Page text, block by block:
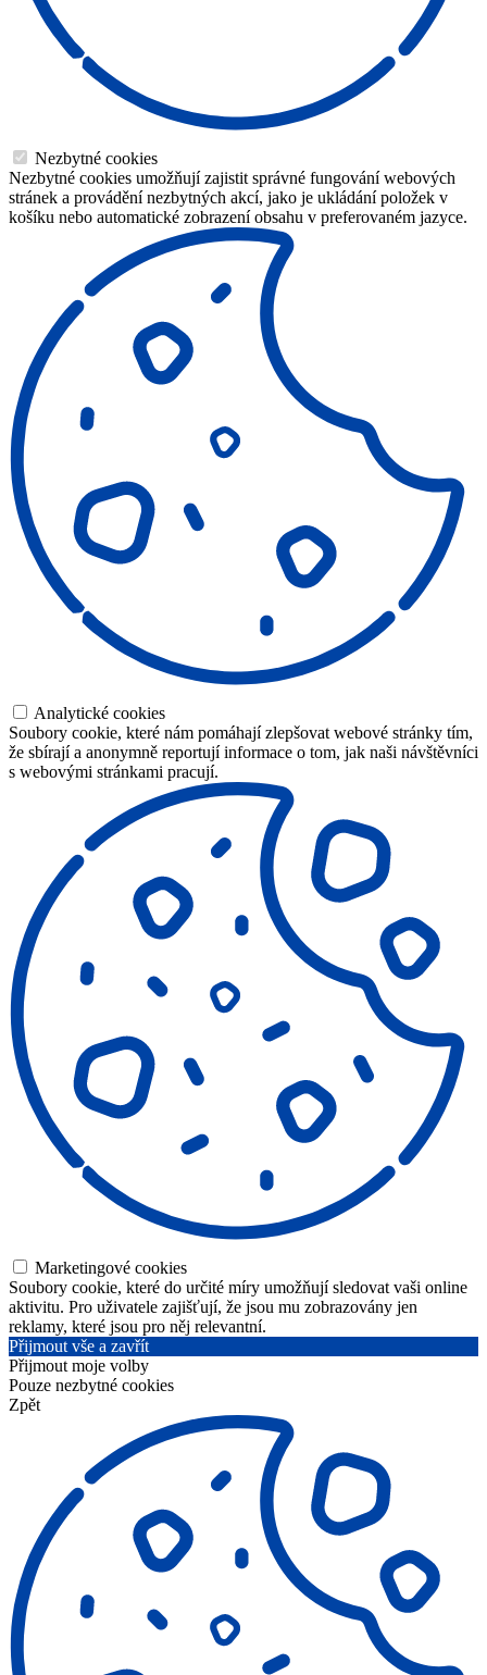
Nezbytné cookies
Nezbytné cookies umožňují zajistit správné fungování webových
stránek a provádění nezbytných akcí, jako je ukládání položek v
košíku nebo automatické zobrazení obsahu v preferovaném jazyce.
Analytické cookies
Soubory cookie, které nám pomáhají zlepšovat webové stránky tím,
že sbírají a anonymně reportují informace o tom, jak naši návštěvníci
s webovými stránkami pracují.
Marketingové cookies
Soubory cookie, které do určité míry umožňují sledovat vaši online
aktivitu. Pro uživatele zajišťují, že jsou mu zobrazovány jen
reklamy, které jsou pro něj relevantní.
Přijmout vše a zavřít
Přijmout moje volby
Pouze nezbytné cookies
Zpět